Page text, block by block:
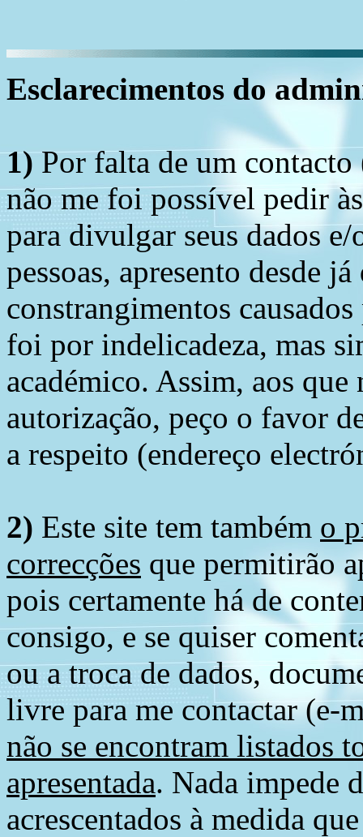
Esclarecimentos do
1)Por falta de um contacto
não me foi possível pedir
para divulgar seus dados
pessoas, apresento desde
constrangimentos
foi por indelicadeza, mas
académico. Assim, aos
autorização, peço o favor
a respeito (endereço
2) Este site tem também o
correcções que permitirão
pois certamente há de
consigo, e se quiser
ou a troca de dados,
livre para me contactar (e-
não se encontram listados
apresentada. Nada impede
acrescentados à medida